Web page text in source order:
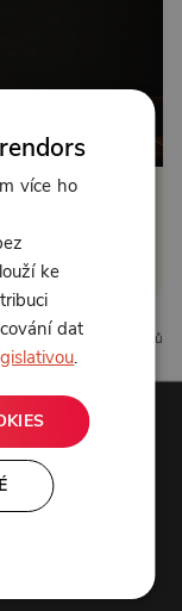
0 líbí 0 komentářů
více ho
ke
dat
.